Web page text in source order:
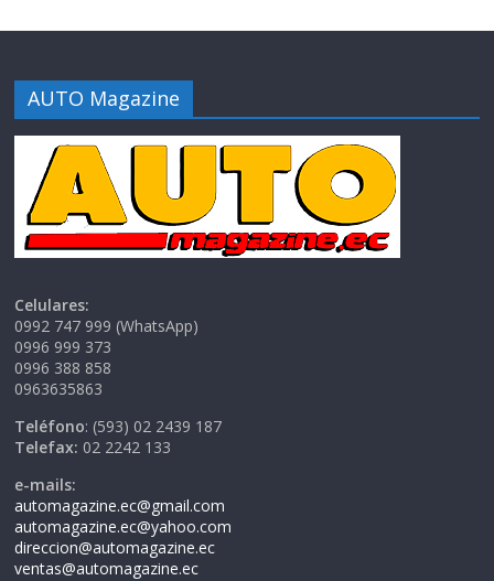
AUTO Magazine
Celulares:
0992 747 999 (WhatsApp)
0996 999 373
0996 388 858
0963635863
Teléfono: (593) 02 2439 187
Telefax: 02 2242 133
e-mails:
automagazine.ec@gmail.com
automagazine.ec@yahoo.com
direccion@automagazine.ec
ventas@automagazine.ec